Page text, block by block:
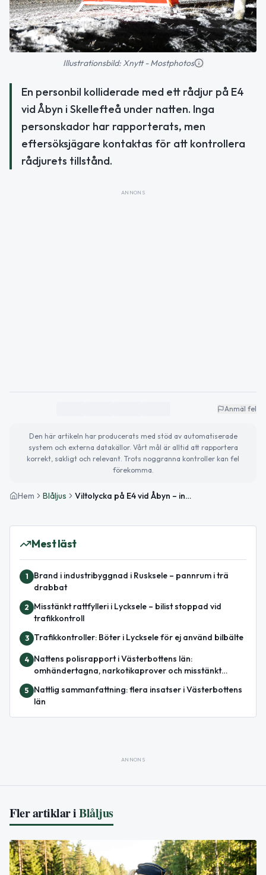
Illustrationsbild: Xnytt - Mostphotos
En personbil kolliderade med ett rådjur på E4
vid Åbyn i Skellefteå under natten. Inga
personskador har rapporterats, men
eftersöksjägare kontaktas för att kontrollera
rådjurets tillstånd.
ANNONS
Anmäl fel
Den här artikeln har producerats med stöd av automatiserade
system och externa datakällor. Vårt mål är alltid att rapportera
korrekt, sakligt och relevant. Trots noggranna kontroller kan fel
förekomma.
Hem Blåljus Viltolycka på E4 vid Åbyn – inga personskador rapporterade
Mest läst
1
Brand i industribyggnad i Rusksele – pannrum i trä
drabbat
2
Misstänkt rattfylleri i Lycksele – bilist stoppad vid
trafikkontroll
3 Trafikkontroller: Böter i Lycksele för ej använd bilbälte
4
Nattens polisrapport i Västerbottens län:
omhändertagna, narkotikaprover och misstänkt
5
Nattlig sammanfattning: flera insatser i Västerbottens
län
ANNONS
Fler artiklar iBlåljus